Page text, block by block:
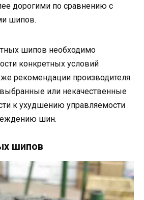
дорогими по сравнению с
шипов.
шипов необходимо
конкретных условий
рекомендации производителя
или некачественные
к ухудшению управляемости
шин.
шипов